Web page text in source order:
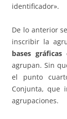
identificador».
De lo anterior
inscribir la
bases gráficas
agrupan. Sin
el punto
Conjunta, que
agrupaciones.